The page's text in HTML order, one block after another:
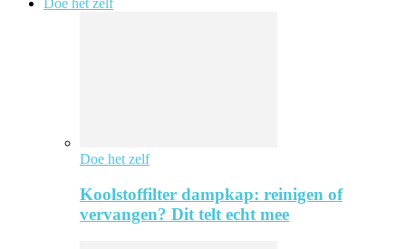
Doe het zelf
Doe het zelf
Koolstoffilter dampkap: reinigen of
vervangen? Dit telt echt mee